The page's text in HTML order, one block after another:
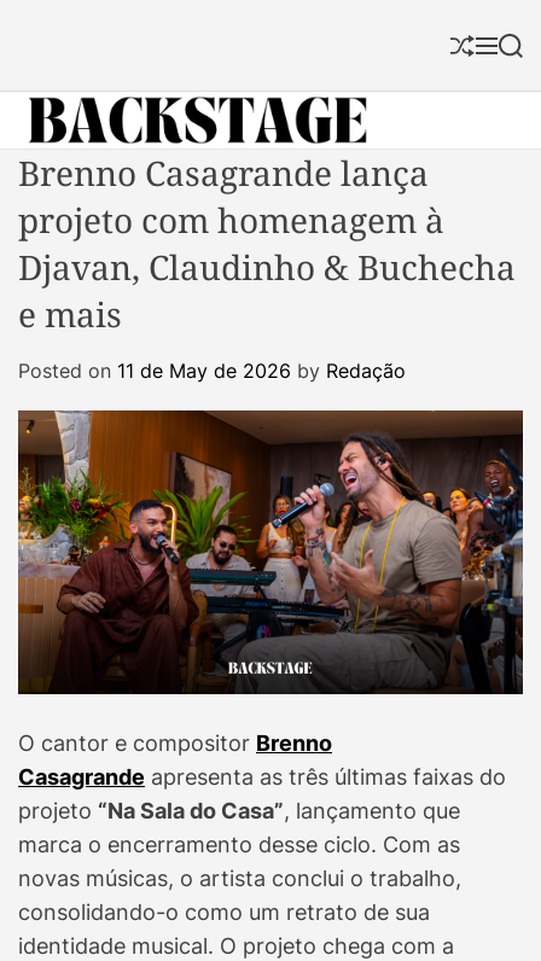
S
f
M S
c
B
a
c
k
s
t
g
M
a
g
Brenno Casagrande lança
projeto com homenagem à
Djavan, Claudinho & Buchecha
e mais
Posted on 11 de May de 2026 by Redação
O cantor e compositor Brenno
Casagrande apresenta as três últimas faixas do
projeto “Na Sala do Casa”, lançamento que
marca o encerramento desse ciclo. Com as
novas músicas, o artista conclui o trabalho,
consolidando-o como um retrato de sua
identidade musical. O projeto chega com a